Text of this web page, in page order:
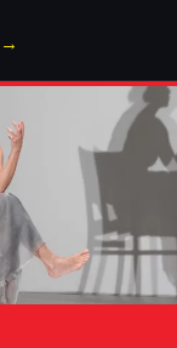
→